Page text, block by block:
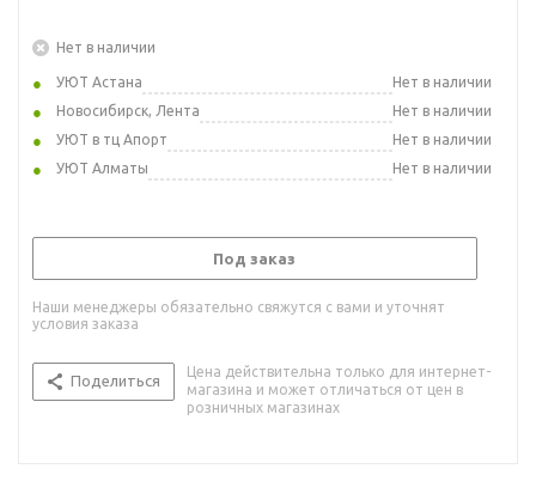
Нет в наличии
УЮТ Астана
Нет в наличии
Новосибирск, Лента
Нет в наличии
УЮТ в тц Апорт
Нет в наличии
УЮТ Алматы
Нет в наличии
Под заказ
Наши менеджеры обязательно свяжутся с вами и уточнят
условия заказа
Поделиться
Цена действительна только для интернет-
магазина и может отличаться от цен в
розничных магазинах